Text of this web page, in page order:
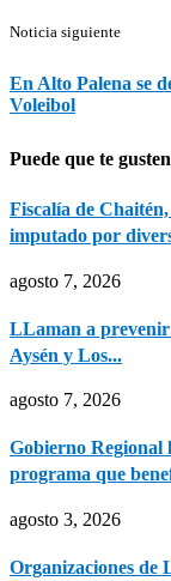
Noticia siguiente
En Alto Palena se
Voleibol
Puede que te
Fiscalía de
imputado por
agosto 7, 2026
LLaman a prevenir
Aysén y Los...
agosto 7, 2026
Gobierno Regional
programa que
agosto 3, 2026
Organizaciones de